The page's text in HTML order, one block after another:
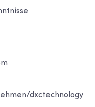
dxctechnology